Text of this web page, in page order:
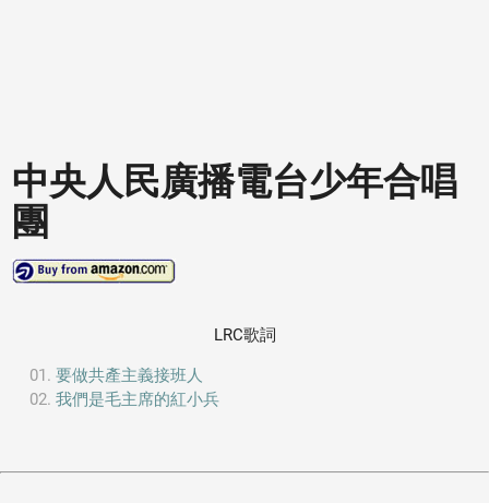
中央人民廣播電台少年合唱
團
LRC歌詞
要做共產主義接班人
我們是毛主席的紅小兵